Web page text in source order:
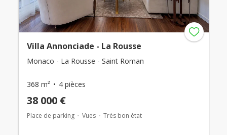
Villa Annonciade - La Rousse
Monaco - La Rousse - Saint Roman
368 m² 4 pièces
38 000 €
Place de parking Vues Très bon état